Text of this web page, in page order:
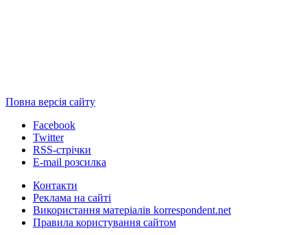
Повна версія сайту
Facebook
Twitter
RSS-стрічки
E-mail розсилка
Контакти
Реклама на сайті
Використання матеріалів korrespondent.net
Правила користування сайтом